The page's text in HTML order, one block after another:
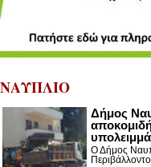
ΝΑΥΠΛΙΟ
Δήμος
Ο Δήμος